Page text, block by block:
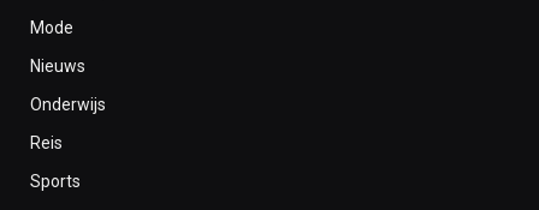
Mode
Nieuws
Onderwijs
Reis
Sports